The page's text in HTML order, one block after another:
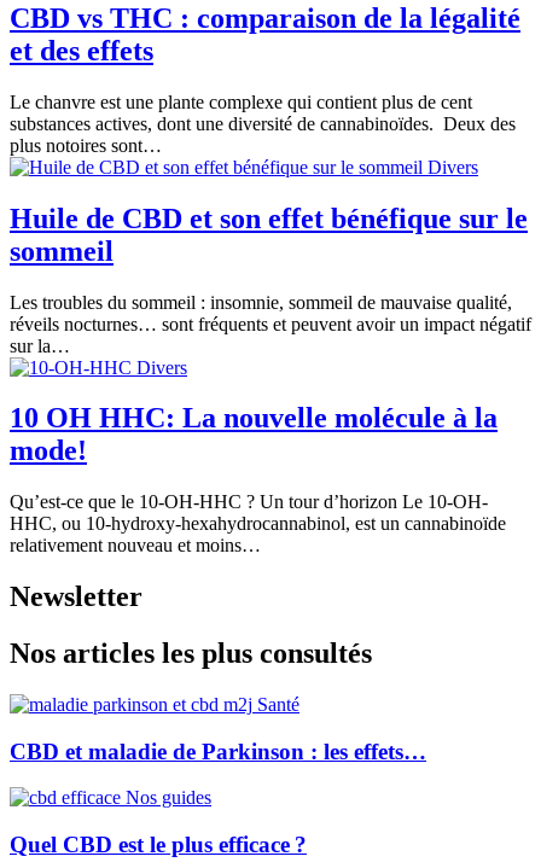
CBD vs THC : comparaison de la légalité
et des effets
Le chanvre est une plante complexe qui contient plus de cent
substances actives, dont une diversité de cannabinoïdes. Deux des
plus notoires sont…
Divers
Huile de CBD et son effet bénéfique sur le
sommeil
Les troubles du sommeil : insomnie, sommeil de mauvaise qualité,
réveils nocturnes… sont fréquents et peuvent avoir un impact négatif
sur la…
Divers
10 OH HHC: La nouvelle molécule à la
mode!
Qu’est-ce que le 10-OH-HHC ? Un tour d’horizon Le 10-OH-
HHC, ou 10-hydroxy-hexahydrocannabinol, est un cannabinoïde
relativement nouveau et moins…
Newsletter
Nos articles les plus consultés
Santé
CBD et maladie de Parkinson : les effets…
Nos guides
Quel CBD est le plus efficace ?